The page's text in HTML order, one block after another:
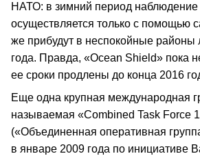
НАТО: в зимний период наблюдение
осуществляется только с помощью
же прибудут в неспокойные районы
года. Правда, «Ocean Shield» пока
ее сроки продлены до конца 2016
Еще одна крупная международная
называемая «Combined Task Force
(«Объединенная оперативная
в январе 2009 года по инициативе